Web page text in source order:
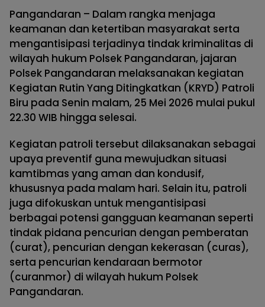
Pangandaran – Dalam rangka menjaga
keamanan dan ketertiban masyarakat serta
mengantisipasi terjadinya tindak kriminalitas di
wilayah hukum Polsek Pangandaran, jajaran
Polsek Pangandaran melaksanakan kegiatan
Kegiatan Rutin Yang Ditingkatkan (KRYD) Patroli
Biru pada Senin malam, 25 Mei 2026 mulai pukul
22.30 WIB hingga selesai.
Kegiatan patroli tersebut dilaksanakan sebagai
upaya preventif guna mewujudkan situasi
kamtibmas yang aman dan kondusif,
khususnya pada malam hari. Selain itu, patroli
juga difokuskan untuk mengantisipasi
berbagai potensi gangguan keamanan seperti
tindak pidana pencurian dengan pemberatan
(curat), pencurian dengan kekerasan (curas),
serta pencurian kendaraan bermotor
(curanmor) di wilayah hukum Polsek
Pangandaran.